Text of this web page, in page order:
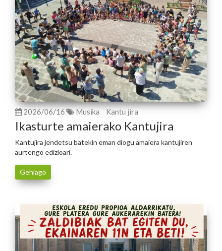
2026/06/16 Musika Kantu jira
Ikasturte amaierako Kantujira
Kantujira jendetsu batekin eman diogu amaiera kantujiren
aurtengo edizioari.
Gehiago